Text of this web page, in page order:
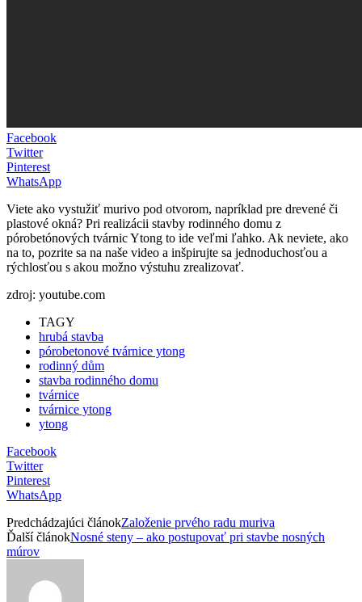
Facebook
Twitter
Pinterest
WhatsApp
Viete ako vystužiť murivo pod otvorom, napríklad pre drevené či
plastové okná? Pri realizácii stavby rodinného domu z
pórobetónových tvárnic Ytong to ide veľmi ľahko. Ak neviete, ako
na to, pozrite sa na naše video a inšpirujte sa jednoduchosťou a
rýchlosťou s akou možno výstuhu zrealizovať.
zdroj: youtube.com
TAGY
hrubá stavba
pórobetonové tvárnice ytong
rodinný dům
stavba rodinného domu
tvárnice
tvárnice ytong
ytong
Facebook
Twitter
Pinterest
WhatsApp
Predchádzajúci článokZaloženie prvého radu muriva
Ďalší článokNosné steny – ako postupovať pri stavbe nosných
múrov